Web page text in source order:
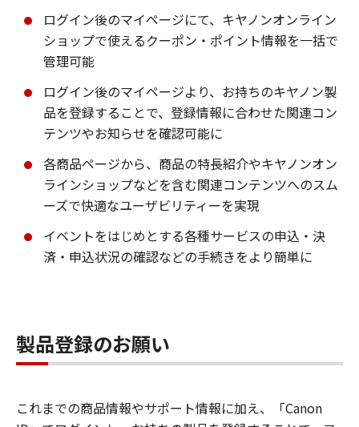
ログイン後のマイページにて、キヤノンオンライン
ショップで使えるクーポン・ポイント情報を一括で
管理可能
ログイン後のマイページより、お持ちのキヤノン製
品を登録することで、登録情報に合わせた関連コン
テンツやお知らせを確認可能に
各商品ページから、商品の特長紹介やキヤノンオン
ラインショップなどを含む関連コンテンツへのスム
ーズで快適なユーザビリティーを実現
イベントをはじめとする各種サービスの申込・決
済・申込状況の確認などの手続きをより簡単に
製品登録のお願い
これまでの商品情報やサポート情報に加え、「Canon